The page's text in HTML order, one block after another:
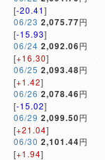
[-20.41]
06/23 2,075.77円
[-15.93]
06/24 2,092.06円
[+16.30]
06/25 2,093.48円
[+1.42]
06/26 2,078.46円
[-15.02]
06/29 2,099.50円
[+21.04]
06/30 2,101.44円
[+1.94]